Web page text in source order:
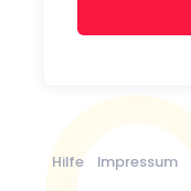
Hilfe Impressum